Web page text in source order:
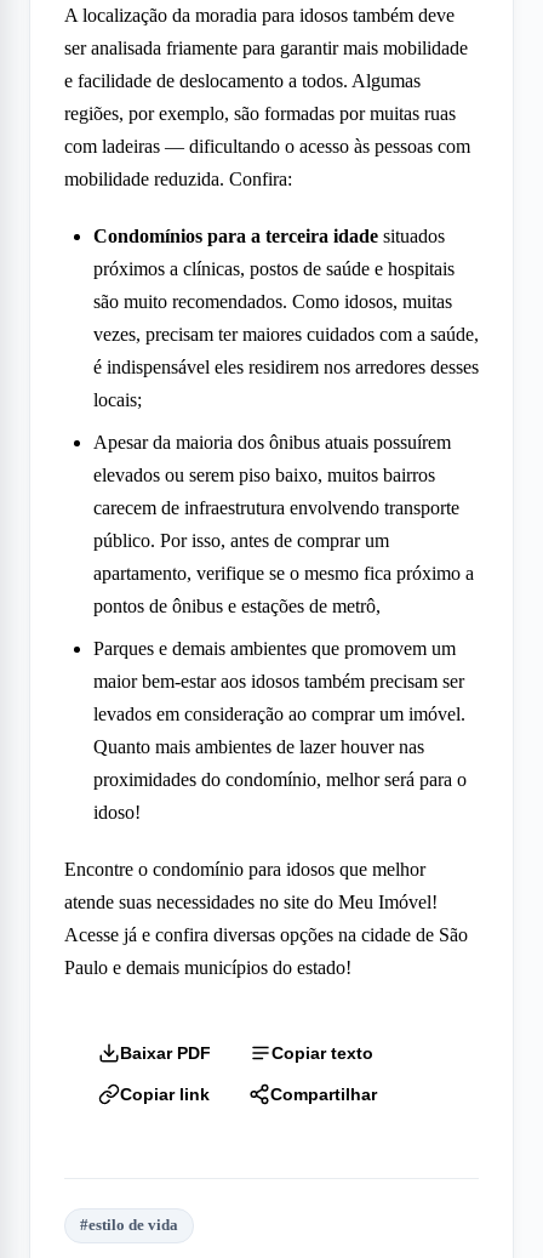
A localização da moradia para idosos também deve
ser analisada friamente para garantir mais mobilidade
e facilidade de deslocamento a todos. Algumas
regiões, por exemplo, são formadas por muitas ruas
com ladeiras — dificultando o acesso às pessoas com
mobilidade reduzida. Confira:
Condomínios para a terceira idade situados
próximos a clínicas, postos de saúde e hospitais
são muito recomendados. Como idosos, muitas
vezes, precisam ter maiores cuidados com a saúde,
é indispensável eles residirem nos arredores desses
locais;
Apesar da maioria dos ônibus atuais possuírem
elevados ou serem piso baixo, muitos bairros
carecem de infraestrutura envolvendo transporte
público. Por isso, antes de comprar um
apartamento, verifique se o mesmo fica próximo a
pontos de ônibus e estações de metrô,
Parques e demais ambientes que promovem um
maior bem-estar aos idosos também precisam ser
levados em consideração ao comprar um imóvel.
Quanto mais ambientes de lazer houver nas
proximidades do condomínio, melhor será para o
idoso!
Encontre o condomínio para idosos que melhor
atende suas necessidades no site do Meu Imóvel!
Acesse já e confira diversas opções na cidade de São
Paulo e demais municípios do estado!
Baixar PDF Copiar texto
Copiar link Compartilhar
#estilo de vida